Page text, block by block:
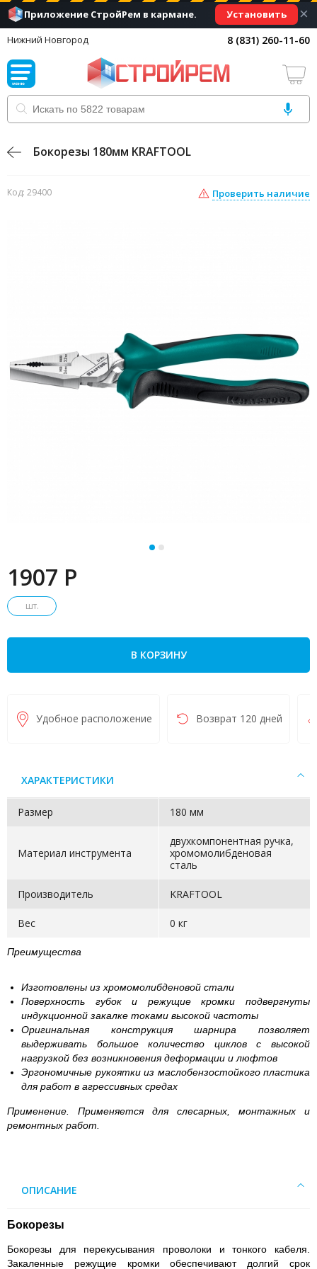
Приложение СтройРем в кармане. Установить ×
Нижний Новгород 8 (831) 260-11-60
Бокорезы 180мм KRAFTOOL
Код: 29400 Проверить наличие
1907 P
шт.
В КОРЗИНУ
Удобное расположение Возврат 120 дней
ХАРАКТЕРИСТИКИ
Размер 180 мм
Материал инструмента
двухкомпонентная ручка,
хромомолибденовая
сталь
Производитель KRAFTOOL
Вес 0 кг
Преимущества
Изготовлены из хромомолибденовой стали
Поверхность губок и режущие кромки подвергнуты
индукционной закалке токами высокой частоты
Оригинальная конструкция шарнира позволяет
выдерживать большое количество циклов с высокой
нагрузкой без возникновения деформации и люфтов
Эргономичные рукоятки из маслобензостойкого пластика
для работ в агрессивных средах
Применение. Применяется для слесарных, монтажных и
ремонтных работ.
ОПИСАНИЕ
Бокорезы
Бокорезы для перекусывания проволоки и тонкого кабеля.
Закаленные режущие кромки обеспечивают долгий срок